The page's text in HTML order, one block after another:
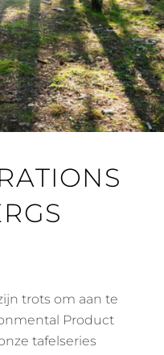
trots om aan te
Product
tafelseries